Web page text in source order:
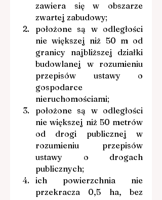
zawiera się w obszarze
zwartej zabudowy;
położone są w odległości
nie większej niż 50 m od
granicy najbliższej działki
budowlanej w rozumieniu
przepisów ustawy o
gospodarce
nieruchomościami;
położone są w odległości
nie większej niż 50 metrów
od drogi publicznej w
rozumieniu przepisów
ustawy o drogach
publicznych;
ich powierzchnia nie
przekracza 0,5 ha, bez